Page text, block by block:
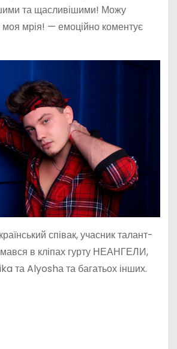
та щасливішими! Можу
мрія! — емоційно коментує
співак, учасник талант-
в кліпах гурту НЕАНГЕЛИ,
та Alyoshа та багатьох інших.